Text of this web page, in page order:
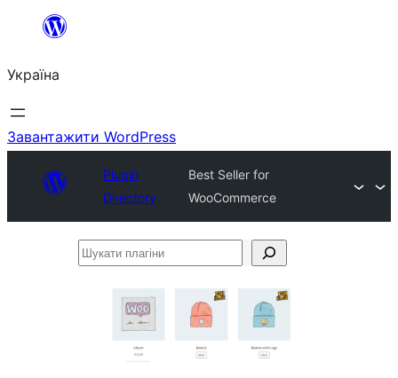
Перейти
вмісту
Україна
Завантажити WordPress
Plugin
Directory
Best Seller for
WooCommerce
Шукати